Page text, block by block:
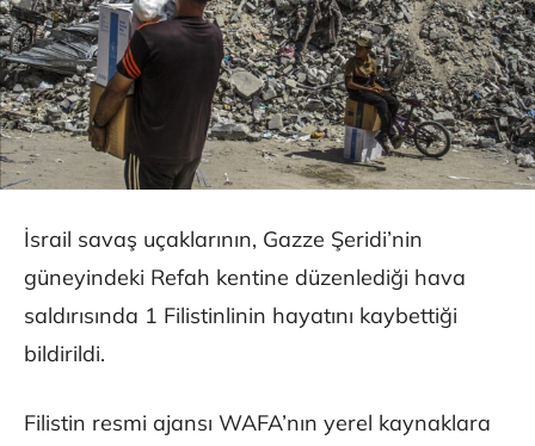
İsrail savaş uçaklarının, Gazze Şeridi’nin
güneyindeki Refah kentine düzenlediği hava
saldırısında 1 Filistinlinin hayatını kaybettiği
bildirildi.
Filistin resmi ajansı WAFA’nın yerel kaynaklara